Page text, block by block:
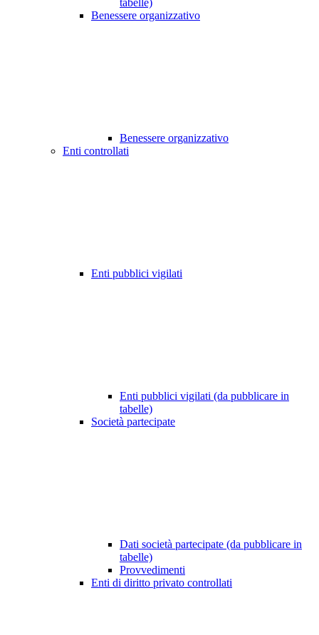
tabelle)
Benessere organizzativo
Benessere organizzativo
Enti controllati
Enti pubblici vigilati
Enti pubblici vigilati (da pubblicare in
tabelle)
Società partecipate
Dati società partecipate (da pubblicare in
tabelle)
Provvedimenti
Enti di diritto privato controllati